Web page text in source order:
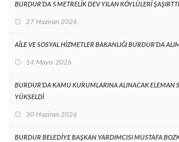
BURDUR’DA 5 METRELİK DEV YILAN KÖYLÜLERİ ŞAŞIRTTI
27 Haziran 2026
AİLE VE SOSYAL HİZMETLER BAKANLIĞI BURDUR’DA
14 Mayıs 2026
BURDUR’DA KAMU KURUMLARINA ALINACAK ELEMAN
YÜKSELDİ
30 Haziran 2026
BURDUR BELEDİYE BAŞKAN YARDIMCISI MUSTAFA